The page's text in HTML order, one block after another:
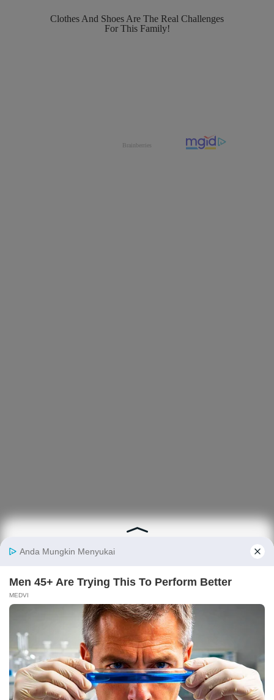
Berita Finansial Digital Ekonopedia